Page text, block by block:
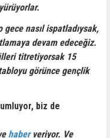
nasıl ispatladıysak,
devam edeceğiz.
titretiyorsak 15
görünce gençlik
biz de
haberveriyor. Ve